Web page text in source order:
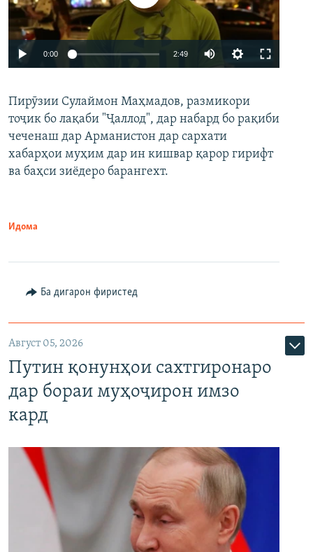
Auto 240p 360p 480p
720p 1080p
0:00 2:49
360p
480p
Пирӯзии Сулаймон Маҳмадов, размикори
тоҷик бо лақаби "Ҷаллод", дар набард бо рақиби
чеченаш дар Арманистон дар сархати
хабарҳои муҳим дар ин кишвар қарор гирифт
ва баҳси зиёдеро барангехт.
Идома
Ба дигарон фиристед
Август 05, 2026
Путин қонунҳои сахтгиронаро
дар бораи муҳоҷирон имзо
кард